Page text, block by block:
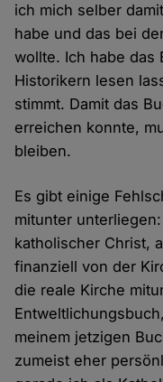
ich mich selber
habe und das bei
wollte. Ich habe das
Historikern lesen
stimmt. Damit das
erreichen konnte,
bleiben.
Es gibt einige
mitunter
katholischer Christ,
finanziell von der
die reale Kirche
meinem jetzigen
zumeist eher